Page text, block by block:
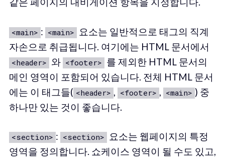
<main> : <main>
요소는 일반적으로 태그의 직계
자손으로 취급됩니다. 여기에는 HTML 문서에서
<header> 와 <footer> 를 제외한 HTML 문서의
메인 영역이 포함되어 있습니다. 전체 HTML 문서
에는 이 태그들( <header> , <footer> , <main> ) 중
하나만 있는 것이 좋습니다.
<section> : <section>
요소는 웹페이지의 특정
영역을 정의합니다. 쇼케이스 영역이 될 수도 있고,